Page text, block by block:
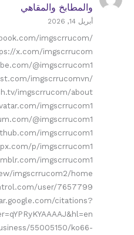
والمطابخ والمقاهي
أبريل 14, 2026
imgscrrucom/
x.com/imgscrrucom
@imgscrrucom1
imgscrrucomvn/
imgscrrucom/about
imgscrrucom1
@imgscrrucom1
imgscrrucom1
p/imgscrrucom1
imgscrrucom1
imgscrrucom2/home
user/7657799
citations?
55005150/ko66-